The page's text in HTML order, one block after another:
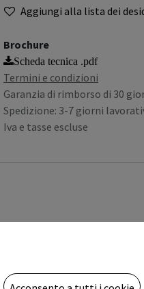
Aggiungi alla lista dei
Brochure
Scheda tecnica .pdf
Termini e condizioni
Garanzia di rimborso di 30
Spedizione: 3-7 giorni
Iva e tasse escluse